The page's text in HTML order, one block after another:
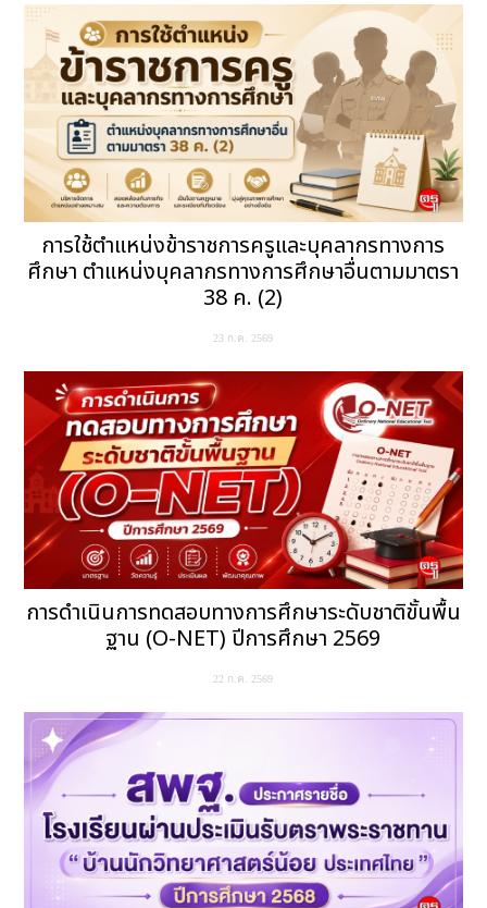
การใช้ตำแหน่งข้าราชการครูและบุคลากรทางการ
ศึกษา ตำแหน่งบุคลากรทางการศึกษาอื่นตามมาตรา
38 ค. (2)
23 ก.ค. 2569
การดำเนินการทดสอบทางการศึกษาระดับชาติขั้นพื้น
ฐาน (O-NET) ปีการศึกษา 2569
22 ก.ค. 2569